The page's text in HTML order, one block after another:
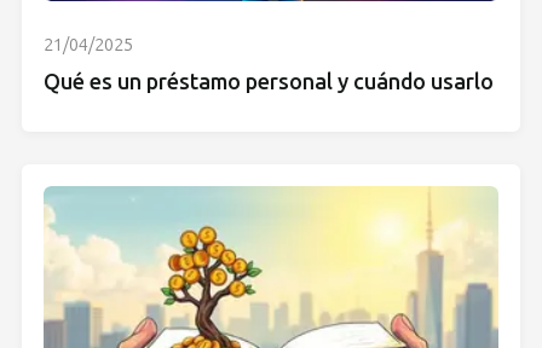
21/04/2025
Qué es un préstamo personal y cuándo usarlo